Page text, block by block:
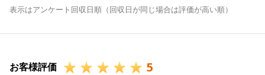
表示はアンケート回収日順（回収日が同じ場合は評価が高い順）
お客様評価 5